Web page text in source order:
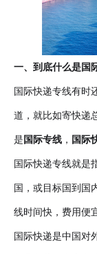
一、到底什么是国
国际快递专线有时
道，就比如寄快递
是 国际专线 ， 国际
国际快递专线就是
国，或目标国到国
线时间快，费用便
国际快递是中国对